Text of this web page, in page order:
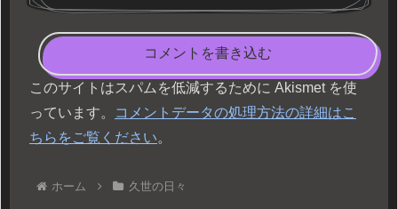
コメントを書き込む
このサイトはスパムを低減するために Akismet を使
っています。
コメントデータの処理方法の詳細はこ
ちらをご覧ください。
ホーム 久世の日々